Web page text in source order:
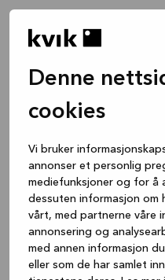
Denne
cookies
Vi bruker
annonser et personlig
mediefunksjoner og for å
dessuten informasjon
vårt, med partnerne våre
annonsering og
med annen informasjon
eller som de har samlet